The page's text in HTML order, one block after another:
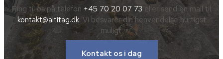
Ring til os på telefon +45 70 20 07 73 eller send en mail til
kontakt@altitag.dk. Vi besvarer din henvendelse hurtigst
muligt.
Kontakt os i dag